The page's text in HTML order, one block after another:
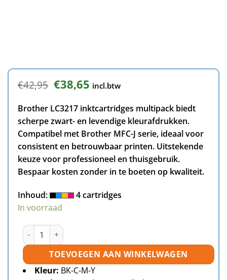
€42,95 Oorspronkelijke
prijs
was:
€42,95.
€38,65Huidige
prijs
is:
€38,65.
incl.btw
Brother LC3217 inktcartridges multipack biedt
scherpe zwart- en levendige kleurafdrukken.
Compatibel met Brother MFC-J serie, ideaal voor
consistent en betrouwbaar printen. Uitstekende
keuze voor professioneel en thuisgebruik.
Bespaar kosten zonder in te boeten op kwaliteit.
Inhoud:
4 cartridges
In voorraad
Brother LC3217 inktcartridges multipack (zwart + 3
TOEVOEGEN AAN WINKELWAGEN
Kleur: BK-C-M-Y